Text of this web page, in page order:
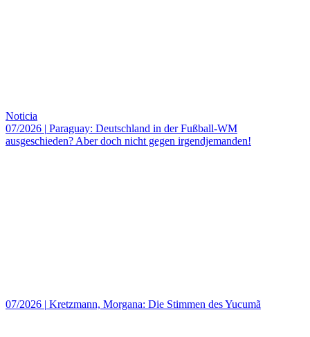
Noticia
07/2026 | Paraguay: Deutschland in der Fußball-WM
ausgeschieden? Aber doch nicht gegen irgendjemanden!
07/2026 | Kretzmann, Morgana: Die Stimmen des Yucumã